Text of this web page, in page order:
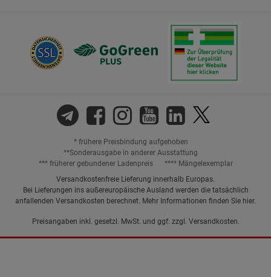
* frühere Preisbindung aufgehoben
**Sonderausgabe in anderer Ausstattung
*** früherer gebundener Ladenpreis
**** Mängelexemplar
Versandkostenfreie Lieferung innerhalb Europas.
Bei Lieferungen ins außereuropäische Ausland werden die tatsächlich
anfallenden Versandkosten berechnet. Mehr Informationen finden Sie hier.
Preisangaben inkl. gesetzl. MwSt. und ggf. zzgl. Versandkosten.